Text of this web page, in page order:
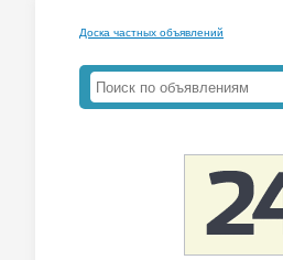
Доска частных объявлений